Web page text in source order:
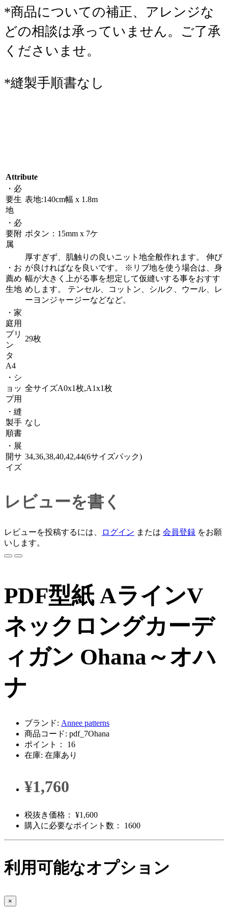
*商品についての補正、アレンジな
どの相談は承っていません。ご了承
くださいませ。
*縫製手順書なし
Attribute
・必
要生
地
表地:140cm幅 x 1.8m
・必
要附
属
ボタン：15mm x 7ケ
・お
薦め
生地
厚すぎず、肌触りの良いニット地全般作れます。 伸び
が良ければなを良いです。 ※リブ地を使う場合は、身
幅が大きく上がる事を想定して仮縫いする事をおすす
めします。 テンセル、コットン、シルク、ウール、レ
ーヨンジャージーなどなど。
・家
庭用
プリ
ン
タ
A4
29枚
・シ
ョッ
プ用
全サイズA0x1枚,A1x1枚
・縫
製手
順書
なし
・展
開サ
イズ
34,36,38,40,42,44(6サイズパック)
レビューを書く
レビューを投稿するには、 ログイン または 会員登録 をお願
いします。
PDF型紙 AラインV
ネックロングカーデ
ィガン Ohana～オハ
ナ
ブランド: Annee patterns
商品コード: pdf_7Ohana
ポイント： 16
在庫: 在庫あり
¥1,760
税抜き価格： ¥1,600
購入に必要なポイント数： 1600
利用可能なオプション
×